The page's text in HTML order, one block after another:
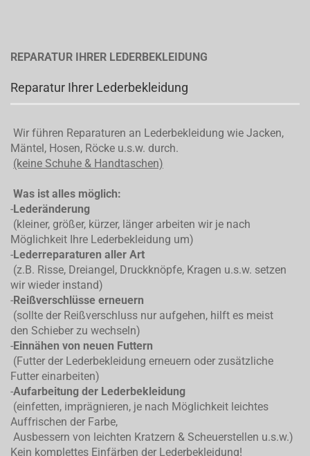
REPARATUR IHRER LEDERBEKLEIDUNG
Reparatur Ihrer Lederbekleidung
Wir führen Reparaturen an Lederbekleidung wie Jacken,
Mäntel, Hosen, Röcke u.s.w. durch.
(keine Schuhe & Handtaschen)
Was ist alles möglich:
-Lederänderung
(kleiner, größer, kürzer, länger arbeiten wir je nach
Möglichkeit Ihre Lederbekleidung um)
-Lederreparaturen aller Art
(z.B. Risse, Dreiangel, Druckknöpfe, Kragen u.s.w. setzen
wir wieder instand)
-Reißverschlüsse erneuern
(sollte der Reißverschluss nur aufgehen, hilft es meist
den Schieber zu wechseln)
-Einnähen von neuen Futtern
(Futter der Lederbekleidung erneuern oder zusätzliche
Futter einarbeiten)
-Aufarbeitung der Lederbekleidung
(einfetten, imprägnieren, je nach Möglichkeit leichtes
Auffrischen der Farbe,
Ausbessern von leichten Kratzern & Scheuerstellen u.s.w.)
Kein komplettes Einfärben der Lederbekleidung!